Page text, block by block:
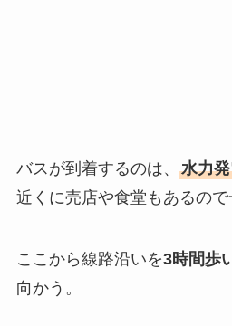
バスが到着するのは、 水力
近くに売店や食堂もあるので
ここから線路沿いを3時間歩
向かう。